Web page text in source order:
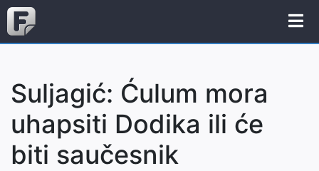
Suljagić: Ćulum mora
uhapsiti Dodika ili će
biti saučesnik